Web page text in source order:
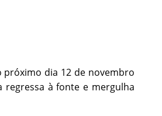
próximo dia 12 de novembro
regressa à fonte e mergulha